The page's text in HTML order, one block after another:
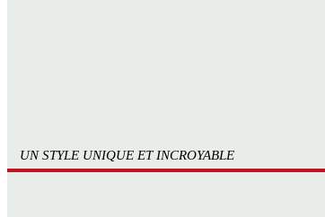
UN STYLE UNIQUE ET INCROYABLE